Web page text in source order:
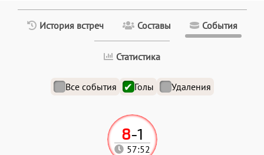
История встреч Составы События
Статистика
Все события Голы Удаления
8-1
57:52